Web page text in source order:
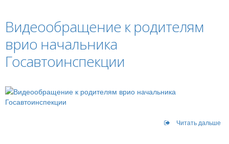
Видеообращение к родителям
врио начальника
Госавтоинспекции
Читать дальше